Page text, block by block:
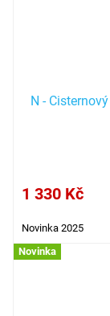
N -
1 330 Kč
Novinka 2025
Novinka